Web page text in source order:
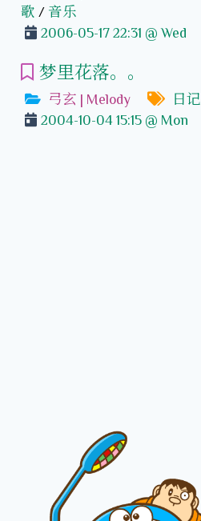
歌 / 音乐
2006-05-17 22:31 @ Wed
梦里花落。。
弓玄 | Melody 日记
2004-10-04 15:15 @ Mon